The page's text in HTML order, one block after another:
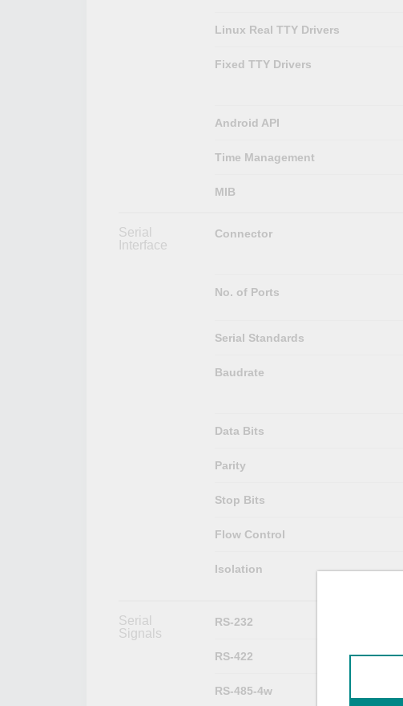
Linux Real TTY Drivers
Fixed TTY Drivers
Android API
Time Management
MIB
Serial
Interface
Connector
No. of Ports
Serial Standards
Baudrate
Data Bits
Parity
Stop Bits
Flow Control
Isolation
Serial
Signals
RS-232
RS-422
RS-485-4w